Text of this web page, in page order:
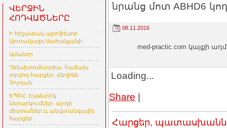
ՎԵՐՋԻՆ
ՀՈԴՎԱԾՆԵՐԸ
Ի հիշատակ պրոֆեսոր
Արտավազդ Սահակյանի
Ամանոր
Դենսիտոմետրիա. հաճախ
տրվող հարցեր. Հեղինե
Չոլոյան
ԵՊԲՀ. Էսթետիկ
ներարկումներ. արդի
միտումներ և անվտանգային
հարցեր
նրանց մոտ ABHD6
08.11.2016
med-practic.com կայքի
Loading...
Share |
Հարցեր,